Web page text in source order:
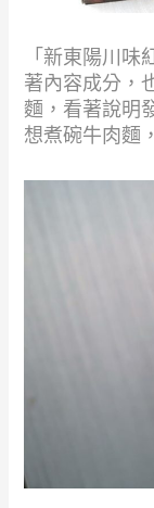
「新東陽川
著內容成分，
麵，看著說明
想煮碗牛肉麵